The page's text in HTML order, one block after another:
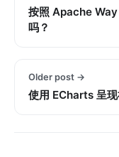
按照 Apache Way
吗？
Older post →
使用 ECharts 呈